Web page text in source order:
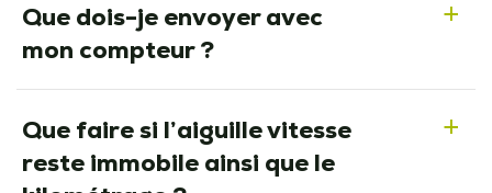
a
Que dois-je envoyer avec
mon compteur ?
a
Que faire si l’aiguille vitesse
reste immobile ainsi que le